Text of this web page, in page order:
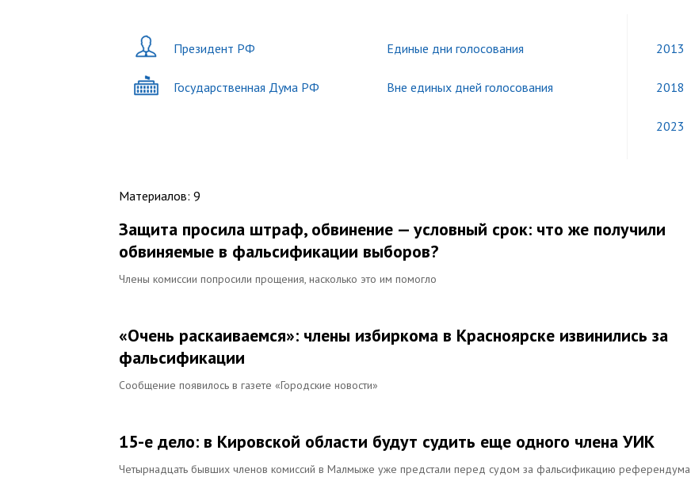
Президент РФ
Государственная Дума РФ
Единые дни голосования
Вне единых дней голосования
2013
2018
2023
Материалов: 9
Защита просила штраф, обвинение — условный срок: что же получили
обвиняемые в фальсификации выборов?
Члены комиссии попросили прощения, насколько это им помогло
«Очень раскаиваемся»: члены избиркома в Красноярске извинились за
фальсификации
Сообщение появилось в газете «Городские новости»
15-е дело: в Кировской области будут судить еще одного члена УИК
Четырнадцать бывших членов комиссий в Малмыже уже предстали перед судом за фальсификацию референдума